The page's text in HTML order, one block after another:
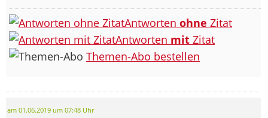
Antworten ohne Zitat
Antworten mit Zitat
Themen-Abo bestellen
am 01.06.2019 um 07:48 Uhr